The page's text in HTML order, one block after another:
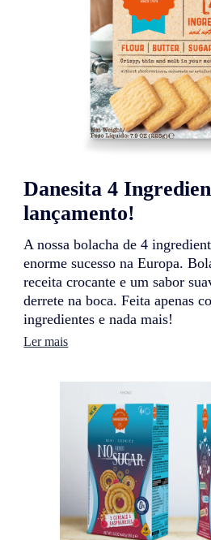
Danesita 4
lançamento!
A nossa bolacha de 4
enorme sucesso na Europa.
receita crocante e um sabor
derrete na boca. Feita apenas
ingredientes e nada mais!
Ler mais:
n
g
r